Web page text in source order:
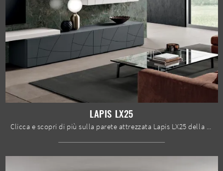
LAPIS LX25
Clicca e scopri di più sulla parete attrezzata Lapis LX25 della firma Spar: è la soluzione dalle linee moderne ideale per te.